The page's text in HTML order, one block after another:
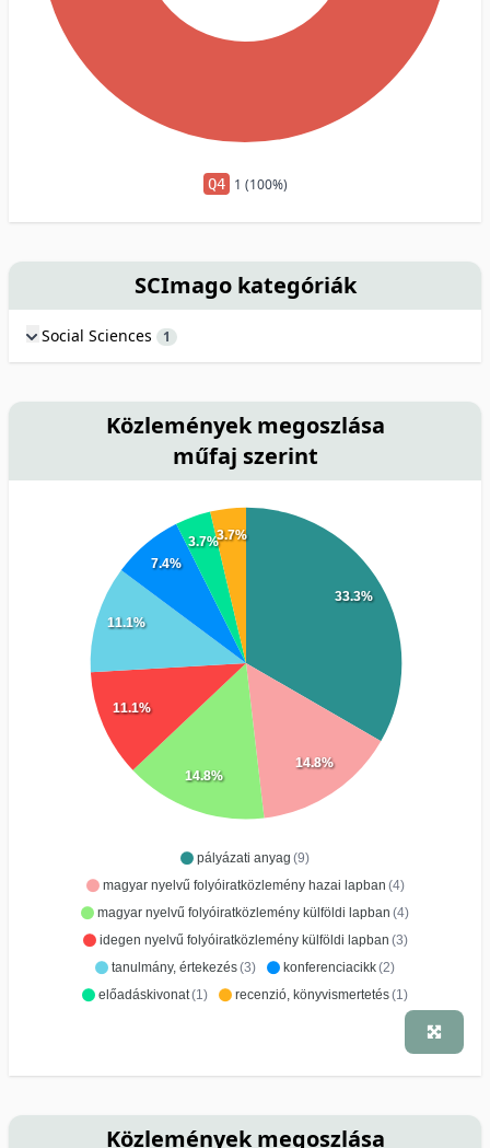
Q4 1 (100%)
SCImago kategóriák
Social Sciences 1
Közlemények megoszlása
műfaj szerint
pályázati anyag (9)
magyar nyelvű folyóiratközlemény hazai lapban (4)
magyar nyelvű folyóiratközlemény külföldi lapban (4)
idegen nyelvű folyóiratközlemény külföldi lapban (3)
tanulmány, értekezés(3) konferenciacikk(2)
előadáskivonat(1) recenzió, könyvismertetés(1)
33.3%
14.8%
14.8%
11.1%
11.1%
7.4%
3.7%3.7%
Közlemények megoszlása